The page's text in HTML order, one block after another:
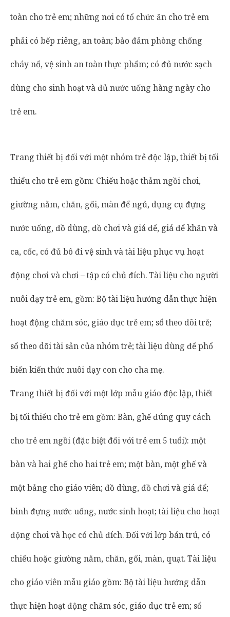
toàn cho trẻ em; những nơi có tổ chức ăn cho trẻ em
phải có bếp riêng, an toàn; bảo đảm phòng chống
cháy nổ, vệ sinh an toàn thực phẩm; có đủ nước sạch
dùng cho sinh hoạt và đủ nước uống hàng ngày cho
trẻ em.
Trang thiết bị đối với một nhóm trẻ độc lập, thiết bị tối
thiểu cho trẻ em gồm: Chiếu hoặc thảm ngồi chơi,
giường nằm, chăn, gối, màn để ngủ, dụng cụ đựng
nước uống, đồ dùng, đồ chơi và giá để, giá để khăn và
ca, cốc, có đủ bô đi vệ sinh và tài liệu phục vụ hoạt
động chơi và chơi – tập có chủ đích. Tài liệu cho người
nuôi dạy trẻ em, gồm: Bộ tài liệu hướng dẫn thực hiện
hoạt động chăm sóc, giáo dục trẻ em; sổ theo dõi trẻ;
sổ theo dõi tài sản của nhóm trẻ; tài liệu dùng để phổ
biến kiến thức nuôi dạy con cho cha mẹ.
Trang thiết bị đối với một lớp mẫu giáo độc lập, thiết
bị tối thiểu cho trẻ em gồm: Bàn, ghế đúng quy cách
cho trẻ em ngồi (đặc biệt đối với trẻ em 5 tuổi): một
bàn và hai ghế cho hai trẻ em; một bàn, một ghế và
một bảng cho giáo viên; đồ dùng, đồ chơi và giá để;
bình đựng nước uống, nước sinh hoạt; tài liệu cho hoạt
động chơi và học có chủ đích. Đối với lớp bán trú, có
chiếu hoặc giường nằm, chăn, gối, màn, quạt. Tài liệu
cho giáo viên mẫu giáo gồm: Bộ tài liệu hướng dẫn
thực hiện hoạt động chăm sóc, giáo dục trẻ em; sổ